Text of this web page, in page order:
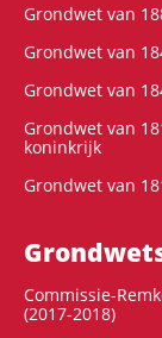
Grondwet van
Grondwet van
Grondwet van
Grondwet van
koninkrijk
Grondwet van
Commissie-
(2017-2018)